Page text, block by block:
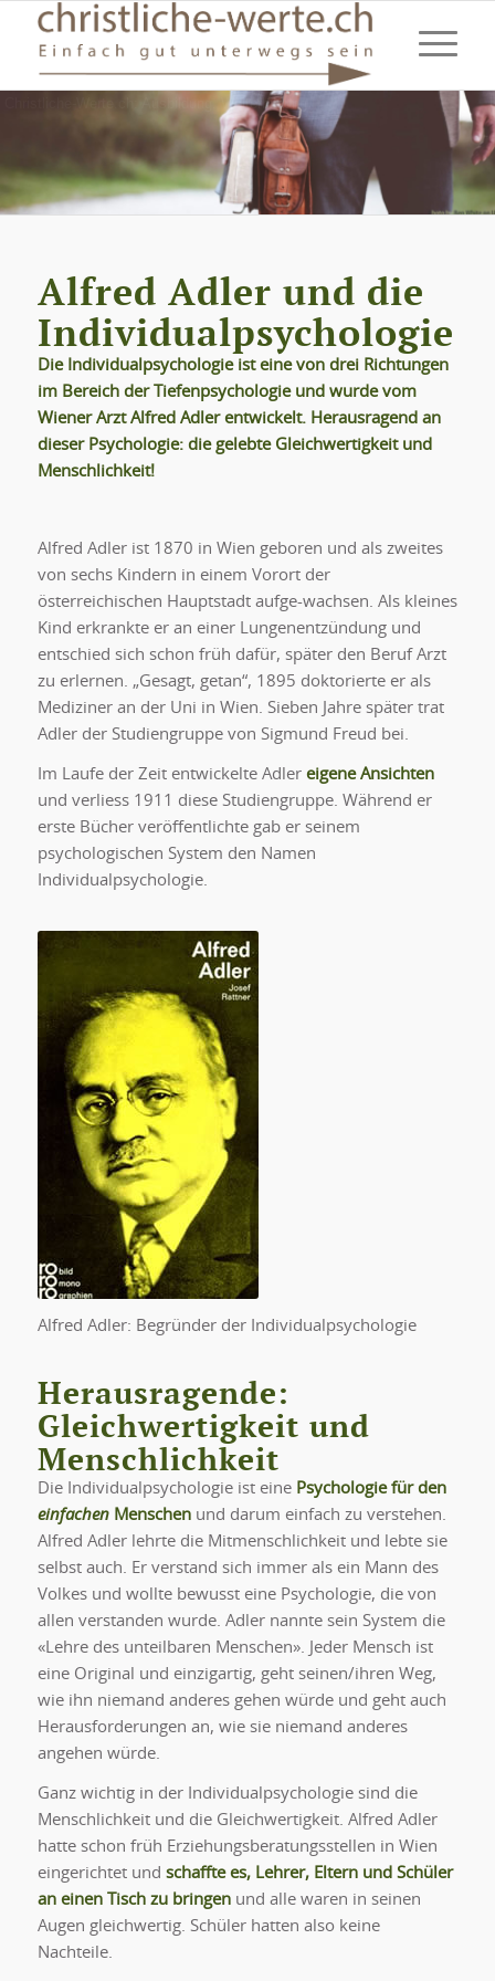
Christliche-Werte.ch: Ausbildung, Weiterbildung
Alfred Adler und die
Individualpsychologie
Die Individualpsychologie ist eine von drei Richtungen
im Bereich der Tiefenpsychologie und wurde vom
Wiener Arzt Alfred Adler entwickelt. Herausragend an
dieser Psychologie: die gelebte Gleichwertigkeit und
Menschlichkeit!
Alfred Adler ist 1870 in Wien geboren und als zweites
von sechs Kindern in einem Vorort der
österreichischen Hauptstadt aufge-wachsen. Als kleines
Kind erkrankte er an einer Lungenentzündung und
entschied sich schon früh dafür, später den Beruf Arzt
zu erlernen. „Gesagt, getan“, 1895 doktorierte er als
Mediziner an der Uni in Wien. Sieben Jahre später trat
Adler der Studiengruppe von Sigmund Freud bei.
Im Laufe der Zeit entwickelte Adler eigene Ansichten
und verliess 1911 diese Studiengruppe. Während er
erste Bücher veröffentlichte gab er seinem
psychologischen System den Namen
Individualpsychologie.
Alfred Adler: Begründer der Individualpsychologie
Herausragende:
Gleichwertigkeit und
Menschlichkeit
Die Individualpsychologie ist eine Psychologie für den
einfachenMenschenund darum einfach zu verstehen.
Alfred Adler lehrte die Mitmenschlichkeit und lebte sie
selbst auch. Er verstand sich immer als ein Mann des
Volkes und wollte bewusst eine Psychologie, die von
allen verstanden wurde. Adler nannte sein System die
«Lehre des unteilbaren Menschen». Jeder Mensch ist
eine Original und einzigartig, geht seinen/ihren Weg,
wie ihn niemand anderes gehen würde und geht auch
Herausforderungen an, wie sie niemand anderes
angehen würde.
Ganz wichtig in der Individualpsychologie sind die
Menschlichkeit und die Gleichwertigkeit. Alfred Adler
hatte schon früh Erziehungsberatungsstellen in Wien
eingerichtet und schaffte es, Lehrer, Eltern und Schüler
an einen Tisch zu bringenund alle waren in seinen
Augen gleichwertig. Schüler hatten also keine
Nachteile.